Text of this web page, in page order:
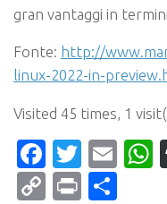
gran vantaggi in
Fonte: http://
linux-2022-in-
Visited 45 times, 1
CopyPrint